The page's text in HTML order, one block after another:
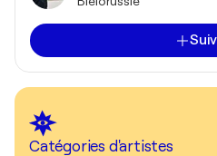
Catégories d'artistes